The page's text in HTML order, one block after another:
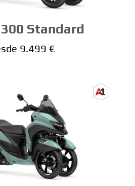
Standard
9.499 €